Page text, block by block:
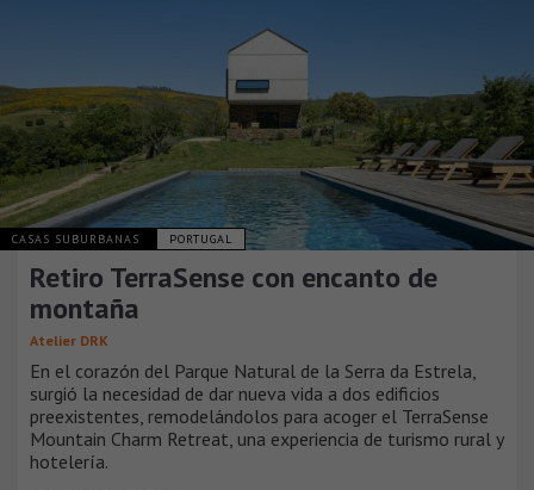
CASAS SUBURBANAS PORTUGAL
Retiro TerraSense con encanto de
montaña
Atelier DRK
En el corazón del Parque Natural de la Serra da Estrela,
surgió la necesidad de dar nueva vida a dos edificios
preexistentes, remodelándolos para acoger el TerraSense
Mountain Charm Retreat, una experiencia de turismo rural y
hotelería.